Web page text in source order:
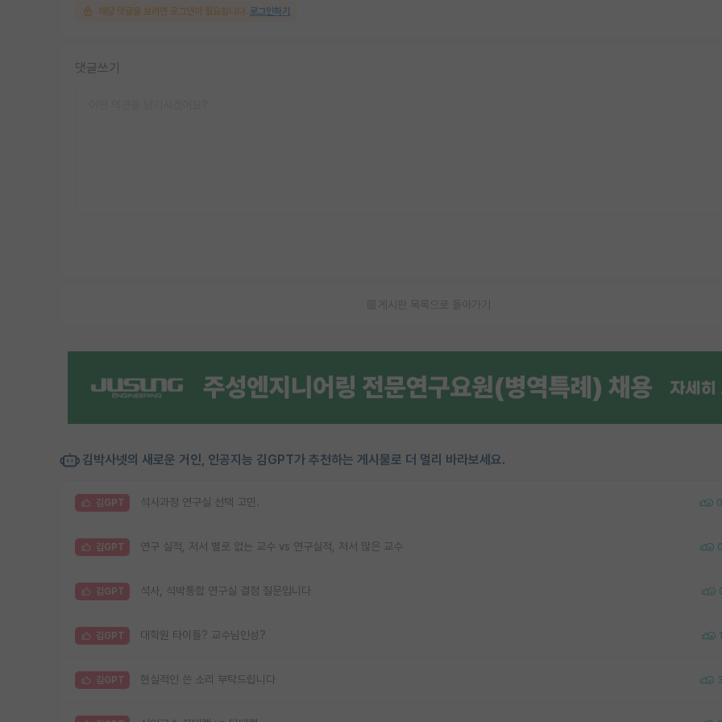
해당 댓글을 보려면 로그인이 필요합니다. 로그인하기
댓글쓰기
게시판 목록으로 돌아가기
김박사넷의 새로운 거인, 인공지능 김GPT가 추천하는 게시물로 더 멀리 바라보세요.
김GPT 석사과정 연구실 선택 고민. 0
김GPT 연구 실적, 저서 별로 없는 교수 vs 연구실적, 저서 많은 교수
김GPT 석사, 석박통합 연구실 결정 질문입니다
김GPT 대학원 타이틀? 교수님인성? 1
김GPT 현실적인 쓴 소리 부탁드립니다